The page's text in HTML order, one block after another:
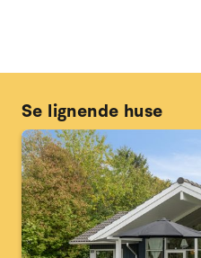
Se lignende huse